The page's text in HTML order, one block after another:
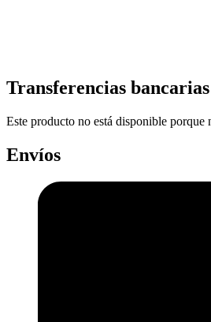
Transferencias bancarias
Este producto no está disponible porque
Envíos